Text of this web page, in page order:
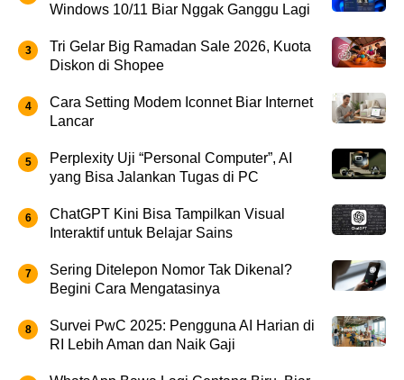
Windows 10/11 Biar Nggak Ganggu Lagi
Tri Gelar Big Ramadan Sale 2026, Kuota
Diskon di Shopee
Cara Setting Modem Iconnet Biar Internet
Lancar
Perplexity Uji “Personal Computer”, AI
yang Bisa Jalankan Tugas di PC
ChatGPT Kini Bisa Tampilkan Visual
Interaktif untuk Belajar Sains
Sering Ditelepon Nomor Tak Dikenal?
Begini Cara Mengatasinya
Survei PwC 2025: Pengguna AI Harian di
RI Lebih Aman dan Naik Gaji